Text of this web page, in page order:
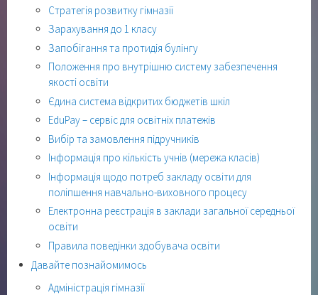
Стратегія розвитку гімназії
Зарахування до 1 класу
Запобігання та протидія булінгу
Положення про внутрішню систему забезпечення
якості освіти
Єдина система відкритих бюджетів шкіл
EduPay – сервіс для освітніх платежів
Вибір та замовлення підручників
Інформація про кількість учнів (мережа класів)
Інформація щодо потреб закладу освіти для
поліпшення навчально-виховного процесу
Електронна реєстрація в заклади загальної середньої
освіти
Правила поведінки здобувача освіти
Давайте познайомимось
Адміністрація гімназії